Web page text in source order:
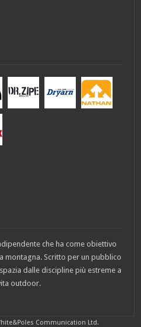
che ha come obiettivo
montagna. Scritto per un pubblico
dalle discipline più estreme a
outdoor.
Communication Ltd.